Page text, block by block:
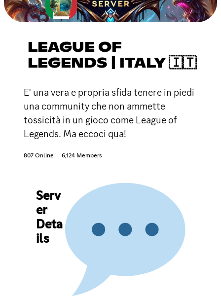
LEAGUE OF
LEGENDS | ITALY 🇮🇹
E' una vera e propria sfida tenere in piedi
una community che non ammette
tossicità in un gioco come League of
Legends. Ma eccoci qua!
807 Online 6,124 Members
Serv
er
Deta
ils